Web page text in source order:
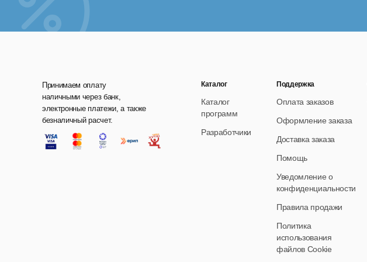
Принимаем оплату
наличными через банк,
электронные платежи, а также
безналичный расчет.
Каталог
Каталог
программ
Разработчики
Поддержка
Оплата заказов
Оформление заказа
Доставка заказа
Помощь
Уведомление о
конфиденциальности
Правила продажи
Политика
использования
файлов Cookie